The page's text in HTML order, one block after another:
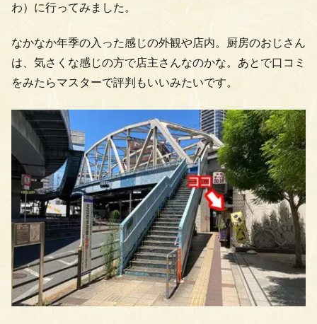
わ）に行ってみました。
なかなか年季の入った感じの外観や店内。厨房のおじさん
は、気さくな感じの方で店主さんなのかな。あとで口コミ
をみたらマスターで評判もいいみたいです。